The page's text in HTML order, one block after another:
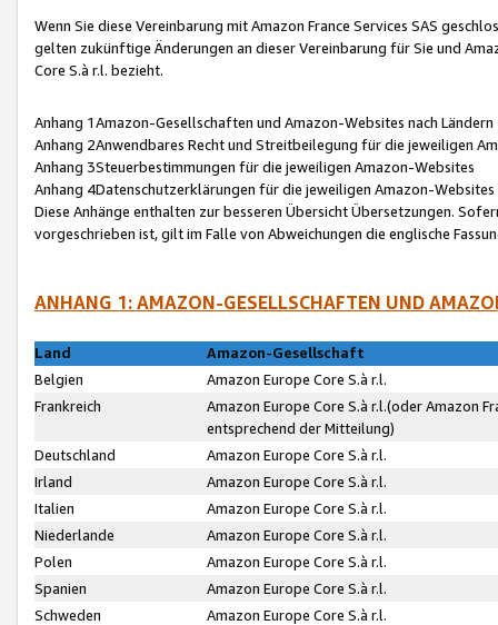
Wenn Sie diese Vereinbarung mit Amazon France Services SAS
gelten zukünftige Änderungen an dieser Vereinbarung für Sie und
Core S.à r.l. bezieht.
Anhang 1Amazon-Gesellschaften und Amazon-Websites nach Ländern
Anhang 2Anwendbares Recht und Streitbeilegung für die jeweiligen
Anhang 3Steuerbestimmungen für die jeweiligen Amazon-Websites
Anhang 4Datenschutzerklärungen für die jeweiligen Amazon-Websites
Diese Anhänge enthalten zur besseren Übersicht Übersetzungen.
vorgeschrieben ist, gilt im Falle von Abweichungen die englische
ANHANG 1: AMAZON-GESELLSCHAFTEN UND
Land
Amazon-Gesellschaft
Belgien
Amazon Europe Core S.à r.l.
Frankreich
Amazon Europe Core S.à r.l.(oder Amazon
entsprechend der Mitteilung)
Deutschland
Amazon Europe Core S.à r.l.
Irland
Amazon Europe Core S.à r.l.
Italien
Amazon Europe Core S.à r.l.
Niederlande
Amazon Europe Core S.à r.l.
Polen
Amazon Europe Core S.à r.l.
Spanien
Amazon Europe Core S.à r.l.
Schweden
Amazon Europe Core S.à r.l.